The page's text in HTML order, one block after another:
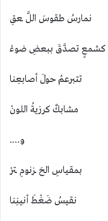
نمارسُ طقوسَ اللَّ ـعقِ
.. كشمعٍ تصدَّقَ ببعضِ ضوءْ
تتبرعمُ حولَ أصابعِنا
مشابكٌ كرزيةُ اللونْ
و….
بمقياسِ الحَ ــزنومِ ـترْ
نقيسُ ضَغْطَ أنينِنا